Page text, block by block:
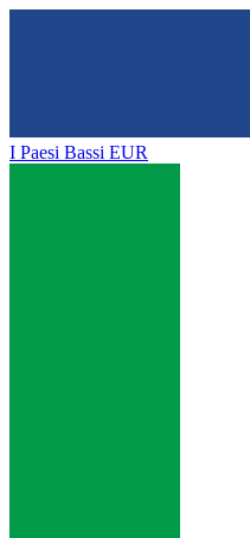
I Paesi Bassi EUR